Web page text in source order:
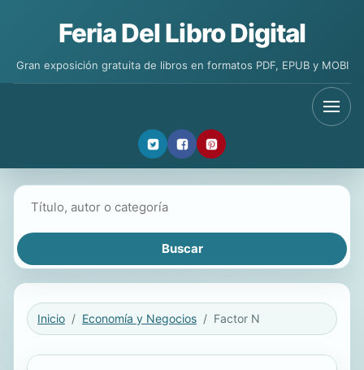
Feria Del Libro Digital
Gran exposición gratuita de libros en formatos PDF, EPUB y MOBI
Inicio Economía y Negocios Factor N